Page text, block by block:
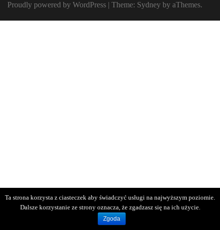
Proudly powered by WordPress | Theme: Sydney by aThemes.
Ta strona korzysta z ciasteczek aby świadczyć usługi na najwyższym poziomie.
Dalsze korzystanie ze strony oznacza, że zgadzasz się na ich użycie.
Zgoda